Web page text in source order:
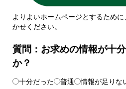
よりよいホームページとするため
かせください。
質問：お求めの情報が十
か？
十分だった 普通 情報が足りな